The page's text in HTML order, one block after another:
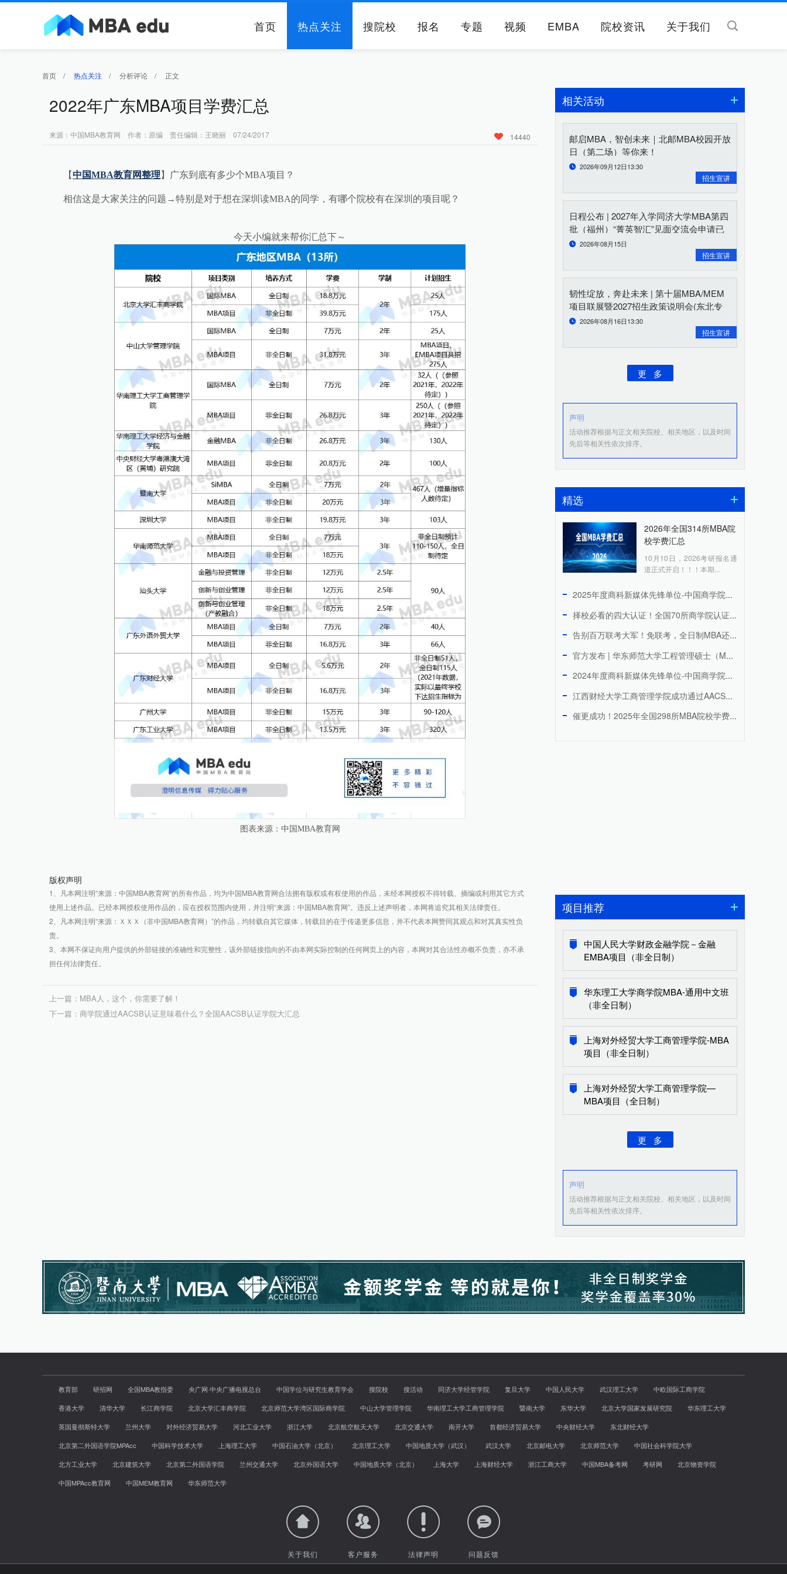
首页 热点关注 搜院校 报名 专题 视频 EMBA 院校资讯 关于我们
首页 / 热点关注 / 分析评论 / 正文
2022年广东MBA项目学费汇总
来源：中国MBA教育网 作者：原编 责任编辑：王晓丽 07/24/2017 14440
【中国MBA教育网整理 】 广东到底有多少个MBA项目？
相信这是大家关注的问题→特别是对于想在深圳读MBA的同学，有哪个院校有在深圳的项目呢？
今天小编就来帮你汇总下～
图表来源：中国MBA教育网
版权声明
1、凡本网注明“来源：中国MBA教育网”的所有作品，均为中国MBA教育网合法拥有版权或有权使用的作品，未经本网授权不得转载、摘编或利用其它方式
使用上述作品。已经本网授权使用作品的，应在授权范围内使用，并注明“来源：中国MBA教育网”。违反上述声明者，本网将追究其相关法律责任。
2、凡本网注明“来源：ＸＸＸ（非中国MBA教育网）”的作品，均转载自其它媒体，转载目的在于传递更多信息，并不代表本网赞同其观点和对其真实性负
责。
3、本网不保证向用户提供的外部链接的准确性和完整性，该外部链接指向的不由本网实际控制的任何网页上的内容，本网对其合法性亦概不负责，亦不承
担任何法律责任。
上一篇：MBA人，这个，你需要了解！
下一篇：商学院通过AACSB认证意味着什么？全国AACSB认证学院大汇总
相关活动
邮启MBA，智创未来｜北邮MBA校园开放
日（第二场）等你来！
2026年09月12日13:30
招生宣讲
日程公布 | 2027年入学同济大学MBA第四
批（福州）“菁英智汇”见面交流会申请已
开启2026年08月15日
招生宣讲
韧性绽放，奔赴未来 | 第十届MBA/MEM
项目联展暨2027招生政策说明会(东北专
场)重磅开启
2026年08月16日13:30
招生宣讲
更 多
声明
活动推荐根据与正文相关院校、相关地区，以及时间
先后等相关性依次排序。
精选
2026年全国314所MBA院
校学费汇总
10月10日，2026考研报名通
道正式开启！！！本期...
2025年度商科新媒体先锋单位-中国商学院MBA微信品牌传播...
择校必看的四大认证！全国70所商学院认证院校上榜
告别百万联考大军！免联考，全日制MBA还能周末上课，拿香港I...
官方发布 | 华东师范大学工程管理硕士（MEM）2027年研...
2024年度商科新媒体先锋单位-中国商学院MBA微信品牌传播...
江西财经大学工商管理学院成功通过AACSB国际认证 跻身全球...
催更成功！2025年全国298所MBA院校学费汇总
项目推荐
中国人民大学财政金融学院－金融
EMBA项目（非全日制）
华东理工大学商学院MBA-通用中文班
（非全日制）
上海对外经贸大学工商管理学院-MBA
项目（非全日制）
上海对外经贸大学工商管理学院—
MBA项目（全日制）
更 多
声明
活动推荐根据与正文相关院校、相关地区，以及时间
先后等相关性依次排序。
教育部 研招网 全国MBA教指委 央广网·中央广播电视总台 中国学位与研究生教育学会 搜院校 搜活动 同济大学经管学院 复旦大学 中国人民大学 武汉理工大学
中欧国际工商学院
香港大学
清华大学 长江商学院 北京大学汇丰商学院 北京师范大学湾区国际商学院 中山大学管理学院 华南理工大学工商管理学院 暨南大学 东华大学 北京大学国家发展研究院
华东理工大学
英国曼彻斯特大学
兰州大学 对外经济贸易大学 河北工业大学 浙江大学 北京航空航天大学 北京交通大学 南开大学 首都经济贸易大学 中央财经大学
东北财经大学
北京第二外国语学院MPAcc
中国科学技术大学 上海理工大学 中国石油大学（北京） 北京理工大学 中国地质大学（武汉） 武汉大学 北京邮电大学 北京师范大学
中国社会科学院大学
北方工业大学
北京建筑大学 北京第二外国语学院 兰州交通大学 北京外国语大学 中国地质大学（北京） 上海大学 上海财经大学 浙江工商大学 中国MBA备考网 考研网
北京物资学院
中国MPAcc教育网
中国MEM教育网 华东师范大学
关于我们 客户服务 法律声明 问题反馈